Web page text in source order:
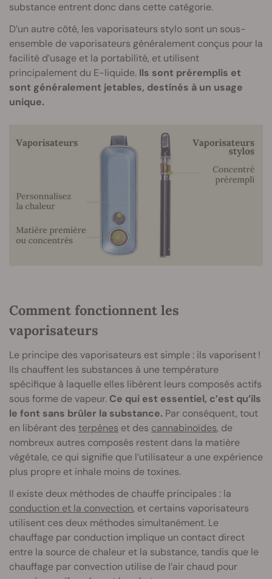
substance entrent donc dans cette catégorie.
D’un autre côté, les vaporisateurs stylo sont un sous-
ensemble de vaporisateurs généralement conçus pour la
facilité d’usage et la portabilité, et utilisent
principalement du E-liquide. Ils sont préremplis et
sont généralement jetables, destinés à un usage
unique.
Comment fonctionnent les
vaporisateurs
Le principe des vaporisateurs est simple : ils vaporisent !
Ils chauffent les substances à une température
spécifique à laquelle elles libèrent leurs composés actifs
sous forme de vapeur. Ce qui est essentiel, c’est qu’ils
le font sans brûler la substance. Par conséquent, tout
en libérant des terpènes et des cannabinoïdes, de
nombreux autres composés restent dans la matière
végétale, ce qui signifie que l’utilisateur a une expérience
plus propre et inhale moins de toxines.
Il existe deux méthodes de chauffe principales : la
conduction et la convection, et certains vaporisateurs
utilisent ces deux méthodes simultanément. Le
chauffage par conduction implique un contact direct
entre la source de chaleur et la substance, tandis que le
chauffage par convection utilise de l’air chaud pour